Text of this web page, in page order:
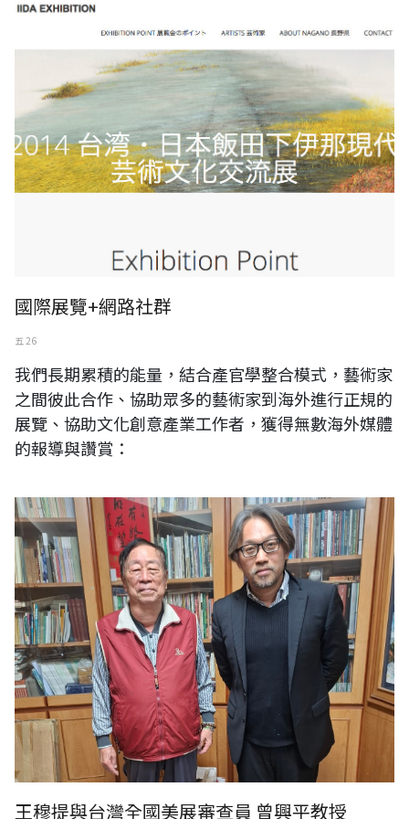
國際展覽+網路社群
五 26
我們長期累積的能量，結合產官學整合模式，藝術家
之間彼此合作、協助眾多的藝術家到海外進行正規的
展覽、協助文化創意產業工作者，獲得無數海外媒體
的報導與讚賞：
王穆提與台灣全國美展審查員 曾興平教授
王穆提與台灣全國美展審查員 曾興平教授